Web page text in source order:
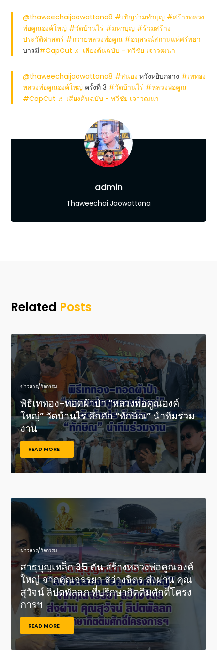
@thaweechaijaowattana8 #เชิญร่วมทำบุญ #สร้างหลวง
พ่อคูณองค์ใหญ่ #วัดบ้านไร่ #มหาบุญ #ร้วมสร้าง
ประวัติศาสตร์ #ถวายหลวงพ่อคูณ #อนุสรณ์สถานแห่ศรัทธา
บารมี#CapCut ♬ เสียงต้นฉบับ - ทวีชัย เจาวฒนา
@thaweechaijaowattana8 #สนอง หวังหยิบกลาง #เททอง
หลวงพ่อคูณองค์ใหญ่ ครั้งที่ 3 #วัดบ้านไร่ #หลวงพ่อคูณ
#CapCut ♬ เสียงต้นฉบับ - ทวีชัย เจาวฒนา
admin
Thaweechai Jaowattana
Related Posts
ข่าวสาร/กิจกรรม
พิธีเททอง-ทอดผ้าป่า “หลวงพ่อคูณองค์
ใหญ่” วัดบ้านไร่ คึกคัก “ทักษิณ” นำทีมร่วม
งาน
READ MORE
ข่าวสาร/กิจกรรม
สาธุบุญเหล็ก 35 ตัน สร้างหลวงพ่อคูณองค์
ใหญ่ จากคุณจรรยา สว่างจิตร ส่งผ่าน คุณ
สุวัจน์ ลิปตพัลลภ ที่ปรึกษากิตติมศักดิ์โครง
การฯ
READ MORE